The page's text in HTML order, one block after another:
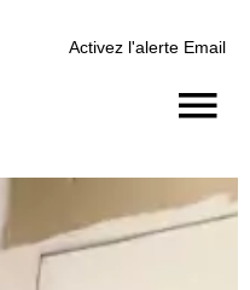
Activez l'alerte Email